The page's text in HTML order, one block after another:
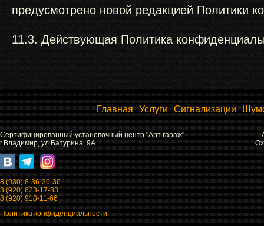
предусмотрено новой редакцией Политики
11.3. Действующая Политика
Главная Услуги Сигнализации
Сертифицированный установочный центр "Арт гараж"
г.Владимир, ул.Батурина, 9А
8 (930) 8-36-36-36
8 (920) 623-17-83
8 (920) 910-11-66
Политика конфиденциальности